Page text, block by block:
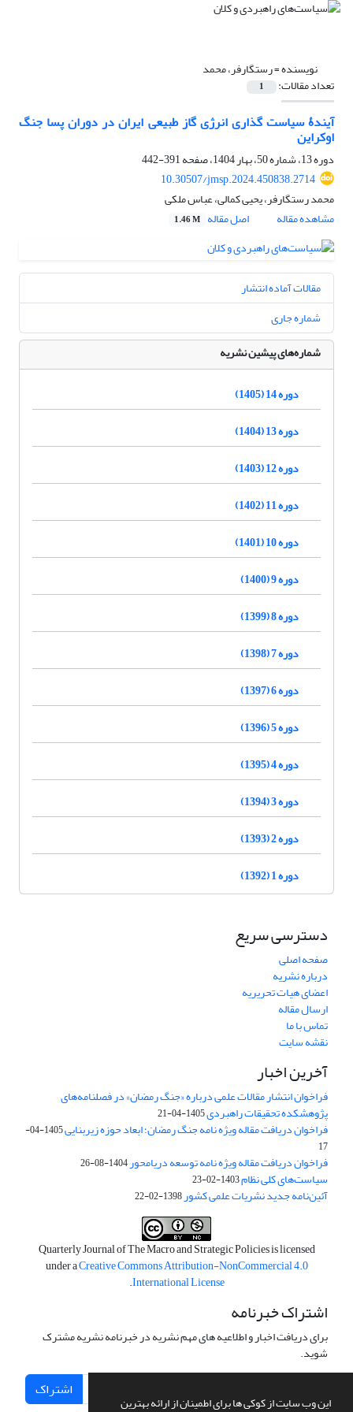
این وب سایت از کوکی ها برای اطمینان از ارائه بهترین
نویسنده =رستگارفر، محمد
تعداد مقالات: 1
آیندۀ سیاست گذاری انرژی گاز طبیعی ایران در دوران پسا جنگ
اوکراین
دوره 13، شماره 50، بهار 1404، صفحه
391-442
10.30507/jmsp.2024.450838.2714
محمد رستگارفر، یحیی کمالی، عباس ملکی
مشاهده مقاله
اصل مقاله 1.46 M
مقالات آماده انتشار
شماره جاری
شماره‌های پیشین نشریه
دوره 14 (1405)
دوره 13 (1404)
دوره 12 (1403)
دوره 11 (1402)
دوره 10 (1401)
دوره 9 (1400)
دوره 8 (1399)
دوره 7 (1398)
دوره 6 (1397)
دوره 5 (1396)
دوره 4 (1395)
دوره 3 (1394)
دوره 2 (1393)
دوره 1 (1392)
دسترسی سریع
صفحه اصلی
درباره نشریه
اعضای هیات تحریریه
ارسال مقاله
تماس با ما
نقشه سایت
آخرین اخبار
فراخوان انتشار مقالات علمی درباره «جنگ رمضان» در فصلنامه‌های
پژوهشکده تحقیقات راهبردی1405-04-21
فراخوان دریافت مقاله ویژه نامه جنگ رمضان؛ ابعاد حوزه زیربنایی
1405-04-
17
فراخوان دریافت مقاله ویژه نامه توسعه دریامحور1404-08-26
سیاست‌های کلی نظام1403-02-23
آئین‌نامه جدید نشریات علمی کشور1398-02-22
Quarterly Journal of The Macro and Strategic Policies is licensed
under aCreative Commons Attribution-NonCommercial 4.0
International License
.
اشتراک خبرنامه
برای دریافت اخبار و اطلاعیه های مهم نشریه در خبرنامه نشریه مشترک
شوید.
اشتراک